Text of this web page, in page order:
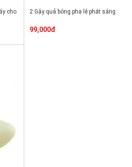
cho
2 Gậy quả bóng pha lê phát sáng
99,000đ